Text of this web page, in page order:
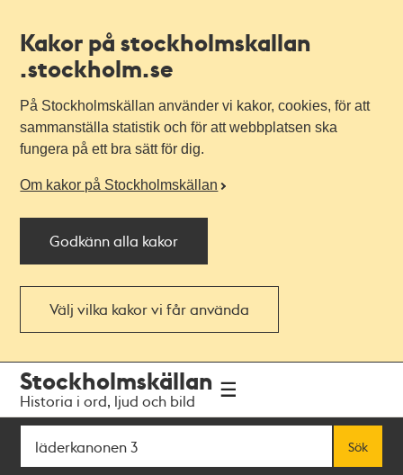
Kakor på stockholmskallan
.stockholm.se
På Stockholmskällan använder vi kakor, cookies, för att
sammanställa statistik och för att webbplatsen ska
fungera på ett bra sätt för dig.
Om kakor på Stockholmskällan
Godkänn alla kakor
Välj vilka kakor vi får använda
navigationen
huvudinnehållet
Stockholmskällan
Historia i ord, ljud och bild
Sök
Sök